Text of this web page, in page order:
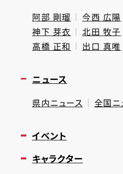
阿部 剛瑠 今西 広陽
神下 芽衣
北田 牧子
高橋 正和
出口 真唯
ニュース
県内ニュース 全国ニ
イベント
キャラクター